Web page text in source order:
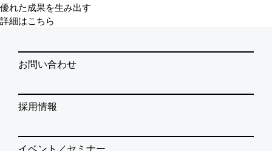
優れた成果を生み出す
詳細はこちら
お問い合わせ
採用情報
イベント／セミナー